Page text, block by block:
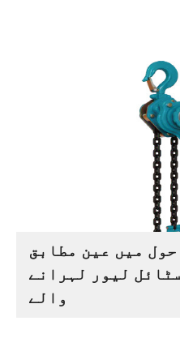
میں عین مطابق
کے لیے 10 ورسٹائل لیور لہرانے
والے